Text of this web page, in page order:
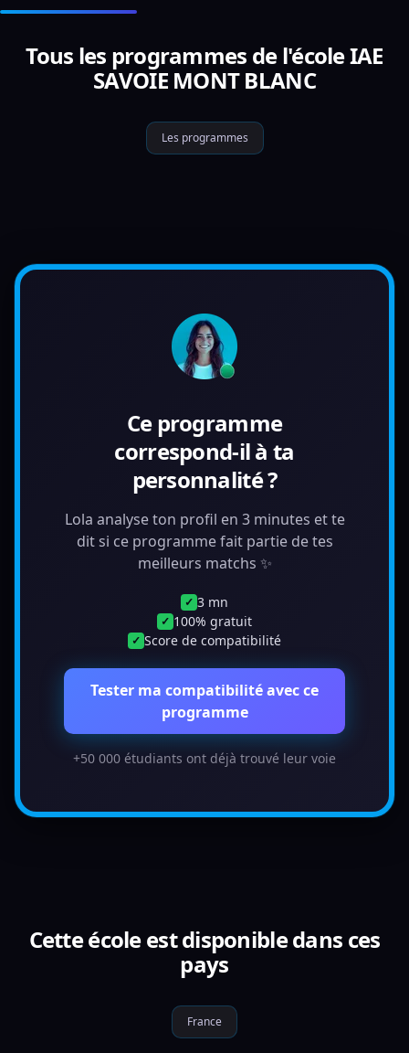
Tous les programmes de l'école IAE
SAVOIE MONT BLANC
Les programmes
Ce programme
correspond-il à ta
personnalité ?
Lola analyse ton profil en 3 minutes et te
dit si ce programme fait partie de tes
meilleurs matchs ✨
✓ 3 mn
✓ 100% gratuit
✓ Score de compatibilité
Tester ma compatibilité avec ce
programme
+50 000 étudiants ont déjà trouvé leur voie
Cette école est disponible dans ces
pays
France